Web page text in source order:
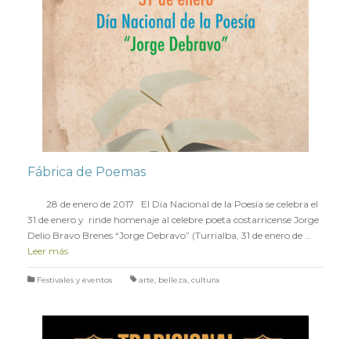
Fábrica de Poemas
28 de enero de 2017 El Día Nacional de la Poesía se celebra el
31 de enero y rinde homenaje al celebre poeta costarricense Jorge
Delio Bravo Brenes “Jorge Debravo” (Turrialba, 31 de enero de …
Leer más
Festivales y eventos arte, belleza, cultura